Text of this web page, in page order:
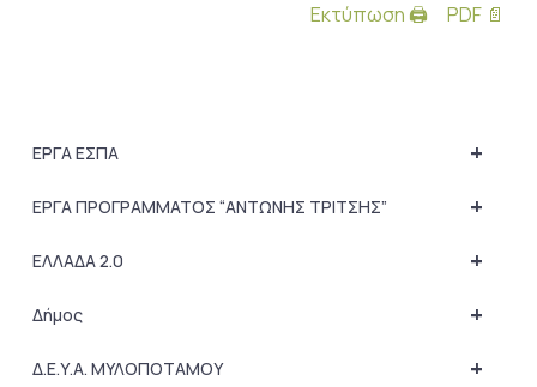
Εκτύπωση 🖨 PDF 📄
+
ΕΡΓΑ ΕΣΠΑ
+
ΕΡΓΑ ΠΡΟΓΡΑΜΜΑΤΟΣ “ΑΝΤΩΝΗΣ ΤΡΙΤΣΗΣ”
+
ΕΛΛΑΔΑ 2.0
+
Δήμος
+
Δ.Ε.Υ.Α. ΜΥΛΟΠΟΤΑΜΟΥ